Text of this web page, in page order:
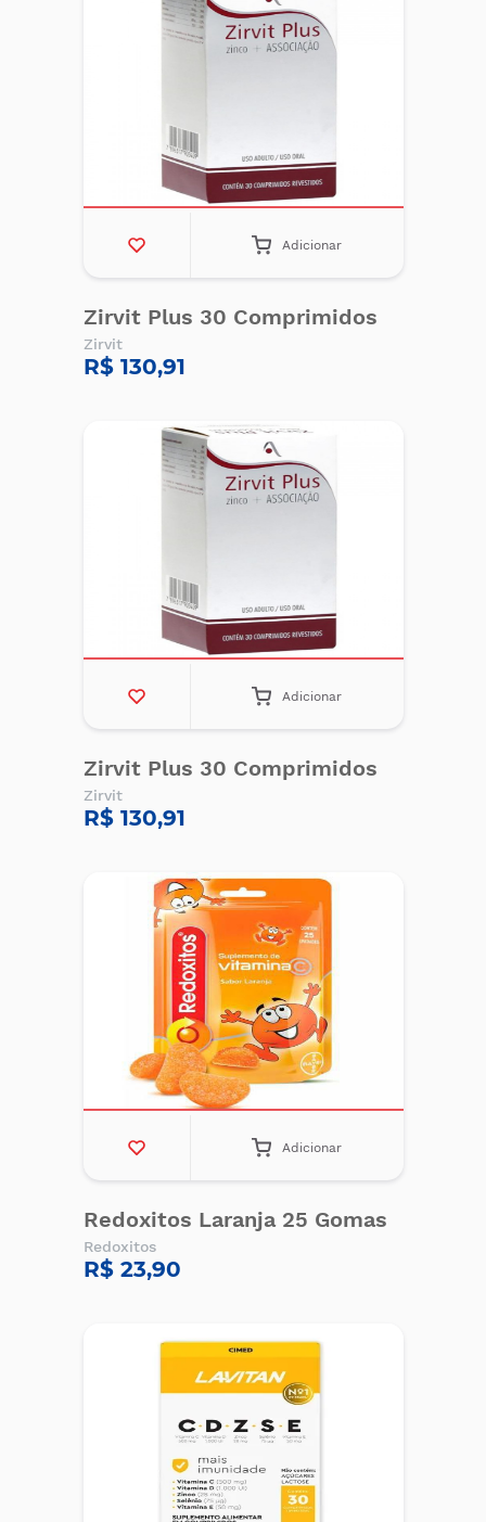
Adicionar
Zirvit Plus 30 Comprimidos
Zirvit
R$ 130,91
Adicionar
Zirvit Plus 30 Comprimidos
Zirvit
R$ 130,91
Adicionar
Redoxitos Laranja 25 Gomas
Redoxitos
R$ 23,90